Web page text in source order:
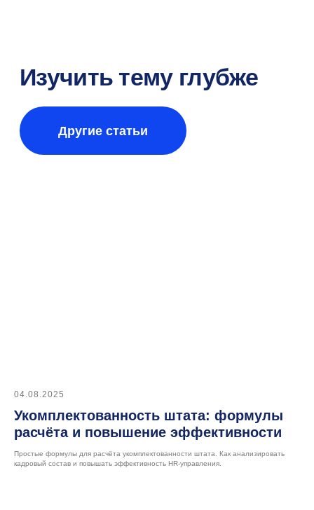
04.08.2025
Укомплектованность штата: формулы
расчёта и повышение эффективности
Простые формулы для расчёта укомплектованности штата. Как анализировать
кадровый состав и повышать эффективность HR-управления.